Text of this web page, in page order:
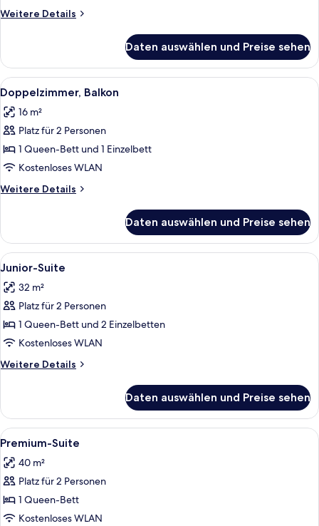
Weitere Details
Weitere
Doppelzimmer
Daten auswählen und Preise sehen
Alle
Fotos
für
Doppelzimmer,
Balkon
anzeigen
Ein Schlafzimmer mit einem großen
5
Doppelzimmer, Balkon
16 m²
Platz für 2 Personen
1 Queen-Bett und 1 Einzelbett
Kostenloses WLAN
Weitere Details
Weitere
Balkon
Daten auswählen und Preise sehen
Alle
Fotos
für
Junior-
Suite
anzeigen
Ein Schlafzimmer mit
4
Junior-Suite
32 m²
Platz für 2 Personen
1 Queen-Bett und 2 Einzelbetten
Kostenloses WLAN
Weitere Details
Weitere
Suite
Daten auswählen und Preise sehen
Alle
Fotos
für
Premium-
Suite
anzeigen
Ein Zimmer mit einem Holztisch,
6
Premium-Suite
40 m²
Platz für 2 Personen
1 Queen-Bett
Kostenloses WLAN